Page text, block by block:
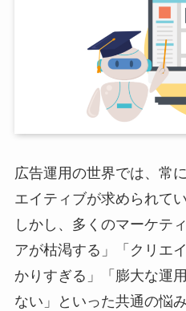
広告運用の世界では、常
エイティブが求められてい
しかし、多くのマーケテ
アが枯渇する」「クリエ
かりすぎる」「膨大な運
ない」といった共通の悩